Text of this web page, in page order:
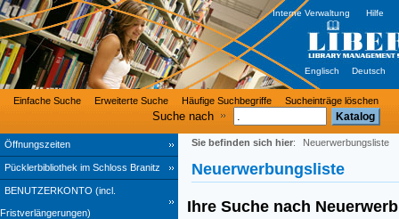
Öffnungszeiten
Pücklerbibliothek im Schloss Branitz
BENUTZERKONTO (incl.
Fristverlängerungen)
Einfache Suche Erweiterte Suche Häufige Suchbegriffe Sucheinträge löschen
Interne Verwaltung Hilfe
Englisch Deutsch
Sie befinden sich hier: Neuerwerbungsliste
Neuerwerbungsliste
Ihre Suche nach
Suche nach